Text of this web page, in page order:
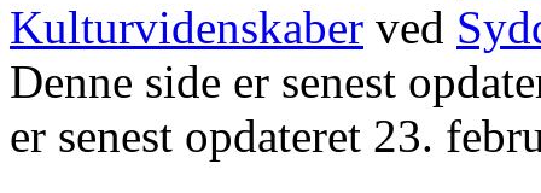
Kulturvidenskaber ved
Denne side er senest
er senest opdateret 23.